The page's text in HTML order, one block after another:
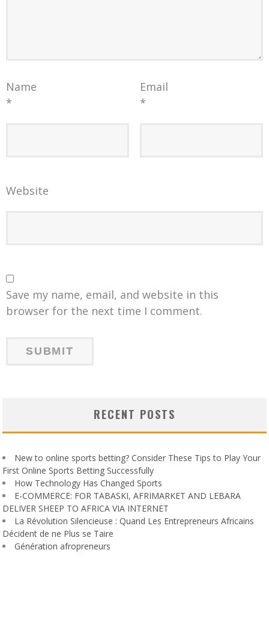
Name
*
Email
*
Website
Save my name, email, and website in this
browser for the next time I comment.
RECENT POSTS
New to online sports betting? Consider These Tips to Play Your
First Online Sports Betting Successfully
How Technology Has Changed Sports
E-COMMERCE: FOR TABASKI, AFRIMARKET AND LEBARA
DELIVER SHEEP TO AFRICA VIA INTERNET
La Révolution Silencieuse : Quand Les Entrepreneurs Africains
Décident de ne Plus se Taire
Génération afropreneurs